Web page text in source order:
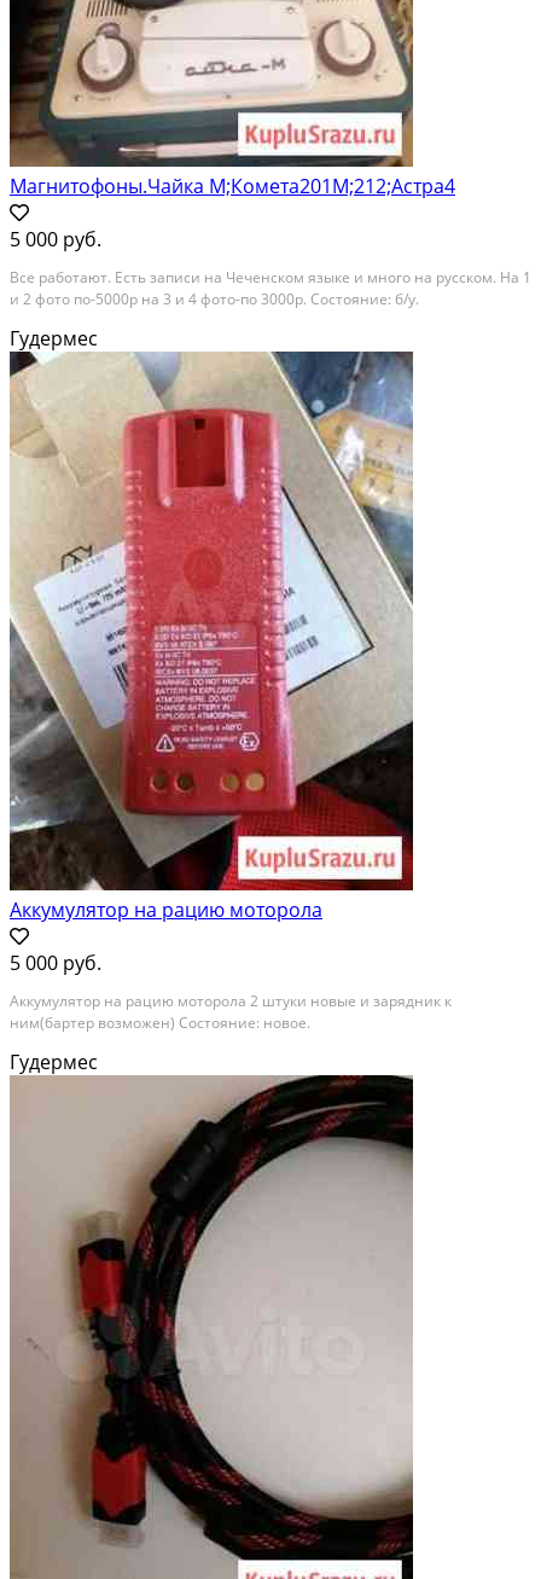
Магнитофоны.Чайка М;Комета201М;212;Астра4
5 000 руб.
Все работают. Есть записи на Чеченском языке и много на русском. На 1
и 2 фото по-5000р на 3 и 4 фото-по 3000р. Состояние: б/у.
Гудермес
Аккумулятор на рацию моторола
5 000 руб.
Аккумулятор на рацию моторола 2 штуки новые и зарядник к
ним(бартер возможен) Состояние: новое.
Гудермес